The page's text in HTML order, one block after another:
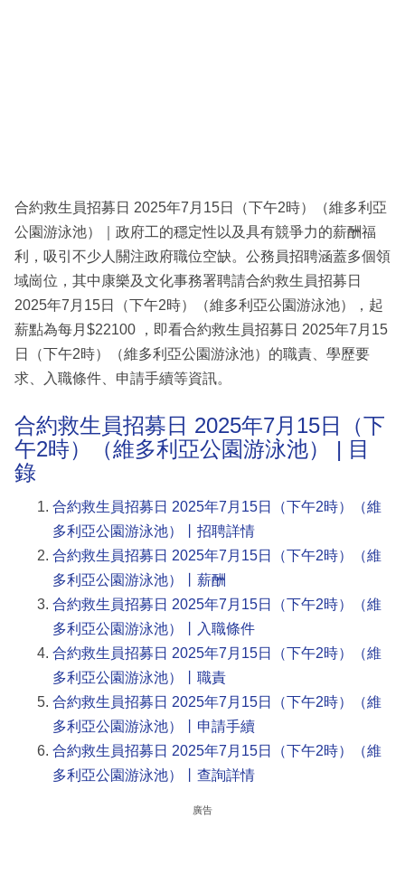
合約救生員招募日 2025年7月15日（下午2時）（維多利亞
公園游泳池）｜政府工的穩定性以及具有競爭力的薪酬福
利，吸引不少人關注政府職位空缺。公務員招聘涵蓋多個領
域崗位，其中康樂及文化事務署聘請合約救生員招募日
2025年7月15日（下午2時）（維多利亞公園游泳池），起
薪點為每月$22100 ，即看合約救生員招募日 2025年7月15
日（下午2時）（維多利亞公園游泳池）的職責、學歷要
求、入職條件、申請手續等資訊。
合約救生員招募日 2025年7月15日（下
午2時）（維多利亞公園游泳池） | 目
錄
合約救生員招募日 2025年7月15日（下午2時）（維
多利亞公園游泳池）丨招聘詳情
合約救生員招募日 2025年7月15日（下午2時）（維
多利亞公園游泳池）丨薪酬
合約救生員招募日 2025年7月15日（下午2時）（維
多利亞公園游泳池）丨入職條件
合約救生員招募日 2025年7月15日（下午2時）（維
多利亞公園游泳池）丨職責
合約救生員招募日 2025年7月15日（下午2時）（維
多利亞公園游泳池）丨申請手續
合約救生員招募日 2025年7月15日（下午2時）（維
多利亞公園游泳池）丨查詢詳情
廣告